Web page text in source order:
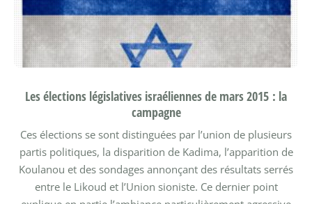
Les élections législatives israéliennes de mars 2015 : la
campagne
Ces élections se sont distinguées par l’union de plusieurs
partis politiques, la disparition de Kadima, l’apparition de
Koulanou et des sondages annonçant des résultats serrés
entre le Likoud et l’Union sioniste. Ce dernier point